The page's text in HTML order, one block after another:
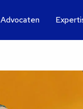
Advocaten